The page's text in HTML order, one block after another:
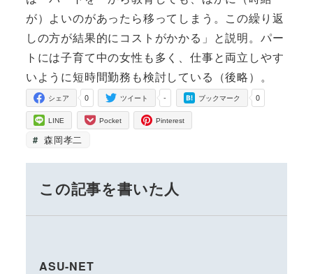
が）よいのがあったら移ってしまう。この繰り返
しの方が結果的にコストがかかる」と説明。パー
トには子育て中の女性も多く、仕事と両立しやす
いように短時間勤務も検討している（後略）。
0
シェア -
ツイート 0
ブックマーク
LINE Pocket Pinterest
森岡孝二
この記事を書いた人
ASU-NET